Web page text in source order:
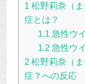
1 松野莉奈（
症とは？
1.1急性ウ
1.2急性ウ
2 松野莉奈（
症？への反応